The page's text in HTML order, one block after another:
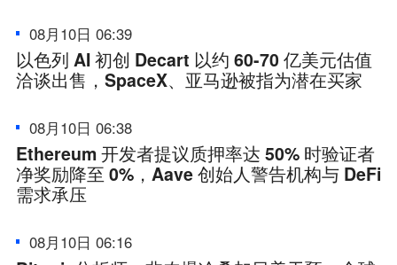
08月10日 06:39
以色列 AI 初创 Decart 以约 60-70 亿美元估值
洽谈出售，SpaceX、亚马逊被指为潜在买家
08月10日 06:38
Ethereum 开发者提议质押率达 50% 时验证者
净奖励降至 0%，Aave 创始人警告机构与 DeFi
需求承压
08月10日 06:16